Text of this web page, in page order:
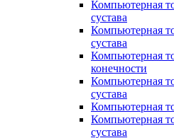
Компьютерная
сустава
Компьютерная
сустава
Компьютерная
конечности
Компьютерная
сустава
Компьютерная
Компьютерная
сустава